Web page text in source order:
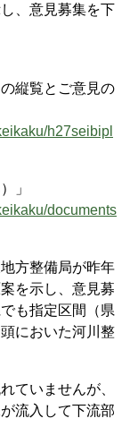
、意見募集を下
縦覧とご意見の
h27seibipl
」
documents
方整備局が昨年
を示し、意見募
も指定区間（県
においた河川整
ていませんが、
流入して下流部